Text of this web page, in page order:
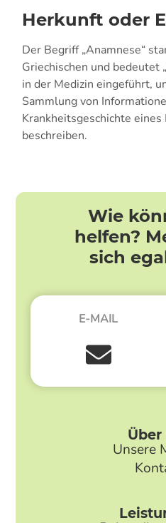
Herkunft oder
Der Begriff „Anamnese“
Griechischen und bedeutet
in der Medizin eingeführt,
Sammlung von
Krankheitsgeschichte eines
beschreiben.
Wie
helfen?
sich
E-MAIL
Über
Unsere